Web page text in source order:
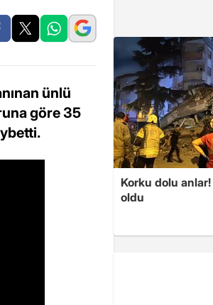
ünlü
göre 35
Korku dolu
oldu